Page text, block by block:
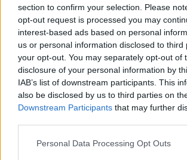
section to confirm your selection. Please
opt-out request is processed you may
interest-based ads based on personal
us or personal information disclosed to third
your opt-out. You may separately opt-out of
disclosure of your personal information by
IAB’s list of downstream participants. This
also be disclosed by us to third parties on
Downstream Participants that may further
Please note that this website/app uses one
Personal Data Processing Opt Outs
σε Γαλλία και Γερμανία